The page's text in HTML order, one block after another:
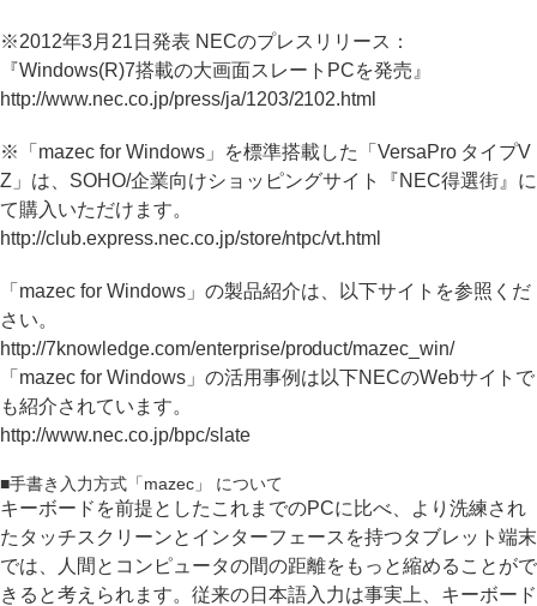
※2012年3月21日発表 NECのプレスリリース：
『Windows(R)7搭載の大画面スレートPCを発売』
http://www.nec.co.jp/press/ja/1203/2102.html
※「mazec for Windows」を標準搭載した「VersaPro タイプV
Z」は、SOHO/企業向けショッピングサイト『NEC得選街』に
て購入いただけます。
http://club.express.nec.co.jp/store/ntpc/vt.html
「mazec for Windows」の製品紹介は、以下サイトを参照くだ
さい。
http://7knowledge.com/enterprise/product/mazec_win/
「mazec for Windows」の活用事例は以下NECのWebサイトで
も紹介されています。
http://www.nec.co.jp/bpc/slate
■手書き入力方式「mazec」 について
キーボードを前提としたこれまでのPCに比べ、より洗練され
たタッチスクリーンとインターフェースを持つタブレット端末
では、人間とコンピュータの間の距離をもっと縮めることがで
きると考えられます。従来の日本語入力は事実上、キーボード